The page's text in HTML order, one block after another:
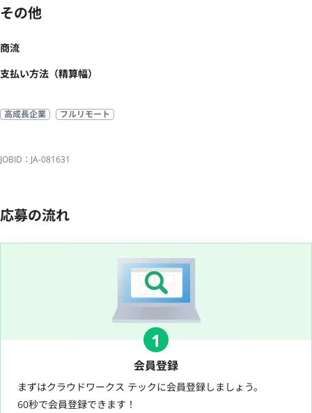
その他
商流
支払い方法（精算幅）
高成長企業 フルリモート
JOBID：JA-081631
応募の流れ
1
会員登録
まずはクラウドワークス テックに会員登録しましょう。
60秒で会員登録できます！